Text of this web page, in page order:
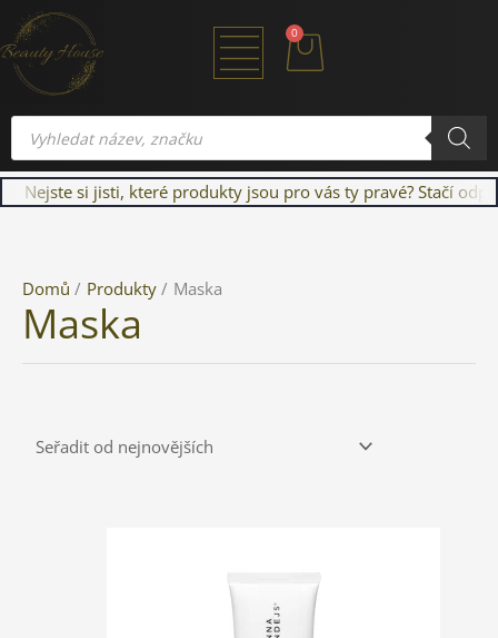
Přeskočit
na
obsah
0
Cart
Products
search
Nejste si jisti, které produkty jsou pro vás ty pravé? Stačí
Domů Produkty Maska
Maska